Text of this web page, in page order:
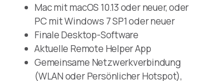
Mac mit macOS 10.13 oder neuer, oder
PC mit Windows 7 SP1 oder neuer
Finale Desktop-Software
Aktuelle Remote Helper App
Gemeinsame Netzwerkverbindung
(WLAN oder Persönlicher Hotspot),